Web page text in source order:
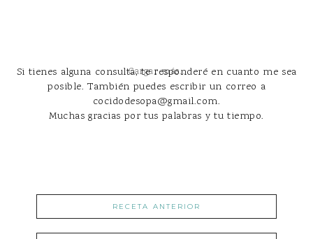
Cargar más...
Si tienes alguna consulta, te responderé en cuanto me sea
posible. También puedes escribir un correo a
cocidodesopa@gmail.com.
Muchas gracias por tus palabras y tu tiempo.
RECETA ANTERIOR